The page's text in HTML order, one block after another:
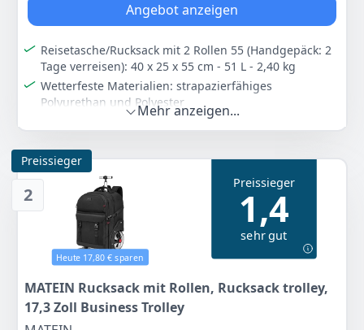
Angebot anzeigen
Reisetasche/Rucksack mit 2 Rollen 55 (Handgepäck: 2
Tage verreisen): 40 x 25 x 55 cm - 51 L - 2,40 kg
Wetterfeste Materialien: strapazierfähiges
Polyurethan und Polyester
Ergonomische, gepolsterte Rucksackriemen
Paradiver Light: vielfältiger Modellmix, angefangen
von großvolumigen Gepäckstücken bis hin zu
Daypacks
Farbe
Gelb (Yellow)
UVP:249,00 €-25%
Mehr anzeigen...
2
Preissieger
Heute 17,80 € sparen
Preissieger
1,4
sehr gut
MATEIN Rucksack mit Rollen, Rucksack trolley,
17,3 Zoll Business Trolley